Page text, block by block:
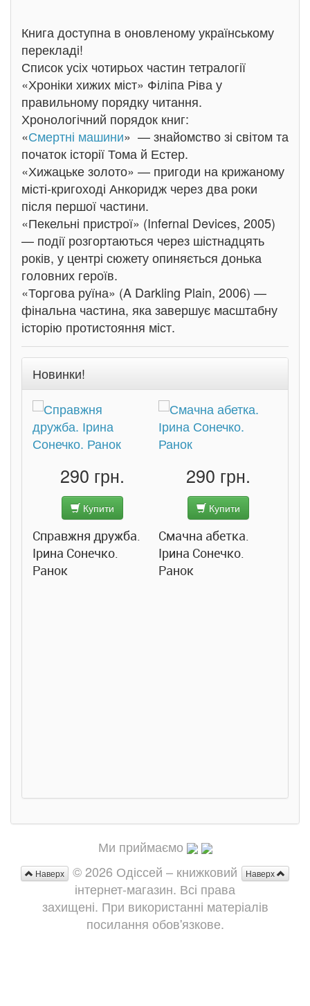
Книга доступна в оновленому українському
перекладі!
Список усіх чотирьох частин тетралогії
«Хроніки хижих міст» Філіпа Ріва у
правильному порядку читання.
Хронологічний порядок книг:
«Смертні машини» — знайомство зі світом та
початок історії Тома й Естер.
«Хижацьке золото» — пригоди на крижаному
місті-кригоході Анкоридж через два роки
після першої частини.
«Пекельні пристрої» (Infernal Devices, 2005)
— події розгортаються через шістнадцять
років, у центрі сюжету опиняється донька
головних героїв.
«Торгова руїна» (A Darkling Plain, 2006) —
фінальна частина, яка завершує масштабну
історію протистояння міст.
Новинки!
290 грн.
Купити
Справжня дружба.
Ірина Сонечко.
Ранок
290 грн.
Купити
Смачна абетка.
Ірина Сонечко.
Ранок
Ми приймаємо
Наверх
Наверх
© 2026 Одіссей – книжковий
інтернет-магазин. Всі права
захищені. При використанні матеріалів
посилання обов'язкове.